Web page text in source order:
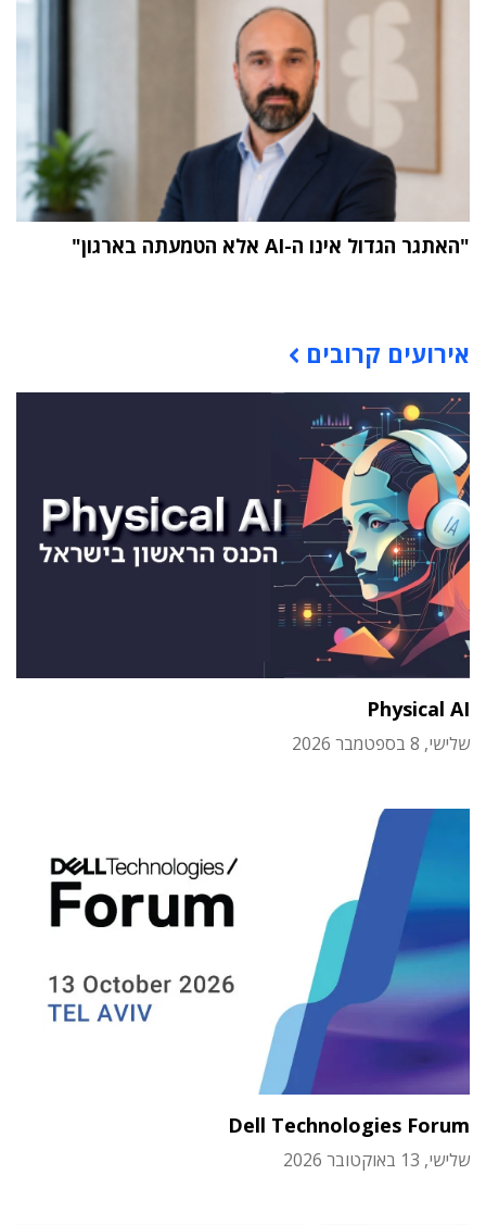
"האתגר הגדול אינו ה-AI אלא הטמעתה בארגון"
אירועים קרובים
Physical AI
שלישי, 8 בספטמבר 2026
Dell Technologies Forum
שלישי, 13 באוקטובר 2026